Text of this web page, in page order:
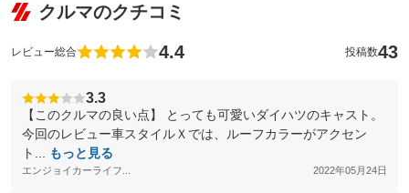
クルマのクチコミ
レビュー総合 4.4 投稿数43
3.3
【このクルマの良い点】 とっても可愛いダイハツのキャスト。
今回のレビュー車スタイルＸでは、ルーフカラーがアクセン
ト...
もっと見る
エンジョイカーライフ... 2022年05月24日